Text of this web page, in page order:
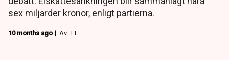
sex miljarder kronor, enligt partierna.
10 months ago | Av: TT